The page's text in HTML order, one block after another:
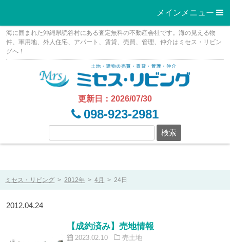
メインメニュー 
Skip
content
海に囲まれた沖縄県読谷村にある査定無料の不動産会社です。海の見える物
件、軍用地、外人住宅、アパート、賃貸、売買、管理、仲介はミセス・リビン
グへ！
更新日：2026/07/30
098-923-2981
ミセス・リビング > 2012年 > 4月 > 24日
2012.04.24
【成約済み】売地情報
2023.02.10
売土地